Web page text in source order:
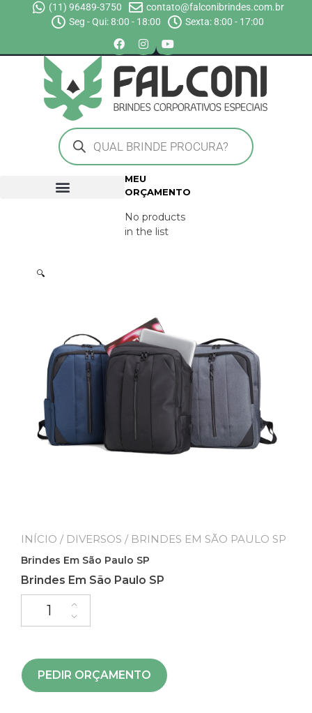
(11) 96489-3750
contato@falconibrindes.com.br
Seg - Qui: 8:00 - 18:00
Sexta: 8:00 - 17:00
MEU
ORÇAMENTO
No products
in the list
🔍
INÍCIO / DIVERSOS / BRINDES EM SÃO PAULO SP
Brindes Em São Paulo SP
Brindes Em São Paulo SP
PEDIR ORÇAMENTO